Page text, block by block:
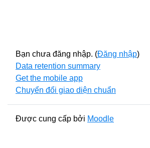
Bạn chưa đăng nhập. (Đăng nhập)
Data retention summary
Get the mobile app
Chuyển đổi giao diện chuẩn
Được cung cấp bởi Moodle